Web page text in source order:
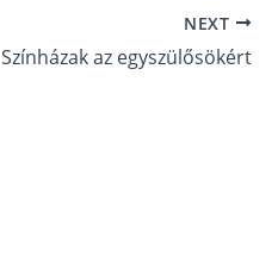
NEXT
Színházak az egyszülősökért